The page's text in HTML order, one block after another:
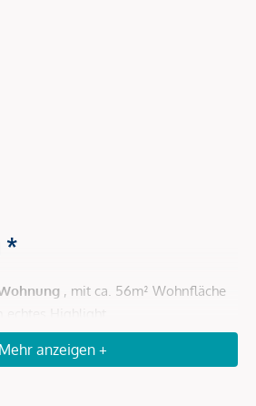
*
, mit ca. 56m² Wohnfläche
der tolle Zustand nach
Mehr anzeigen +